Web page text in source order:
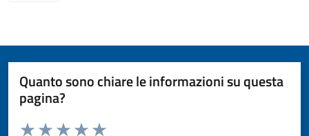
Quanto sono chiare le informazioni su questa
pagina?
Valuta da 1 a 5 stelle la pagina